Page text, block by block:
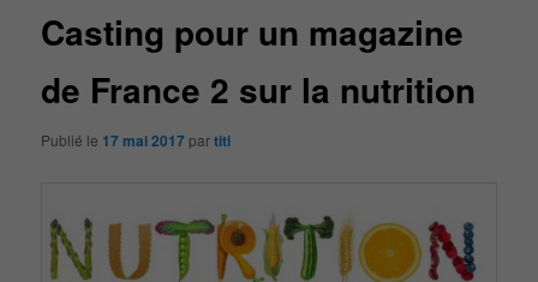
Casting pour un magazine
de France 2 sur la nutrition
Publié le 17 mai 2017 partiti